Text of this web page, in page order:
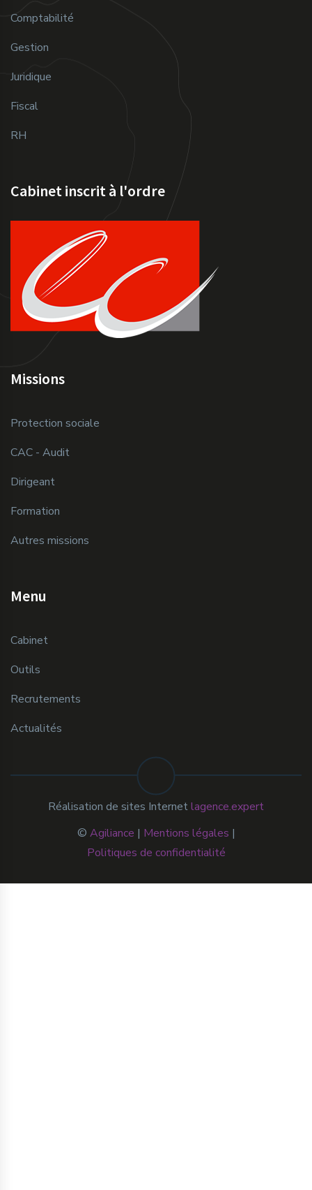
Comptabilité
Gestion
Juridique
Fiscal
RH
Missions
Protection sociale
CAC - Audit
Dirigeant
Formation
Autres missions
Menu
Cabinet
Outils
Recrutements
Actualités
Cabinet inscrit à l'ordre
© Agiliance | Mentions légales |
Politiques de confidentialité
Réalisation de sites Internetlagence.expert